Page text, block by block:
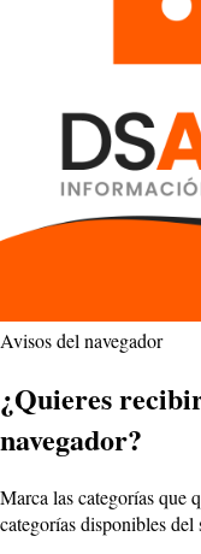
Avisos del navegador
¿Quieres
navegador?
Marca las categorías que
categorías disponibles del